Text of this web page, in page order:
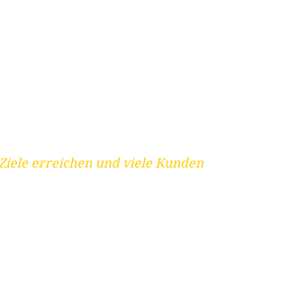
erreichen und viele Kunden